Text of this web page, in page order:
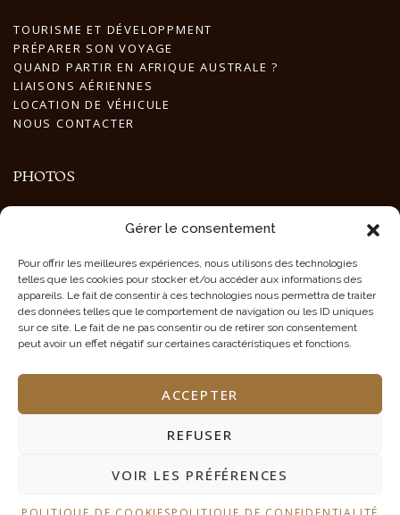
Gérer le consentement
Pour offrir les meilleures expériences, nous utilisons des technologies
telles que les cookies pour stocker et/ou accéder aux informations des
appareils. Le fait de consentir à ces technologies nous permettra de traiter
des données telles que le comportement de navigation ou les ID uniques
sur ce site. Le fait de ne pas consentir ou de retirer son consentement
peut avoir un effet négatif sur certaines caractéristiques et fonctions.
ACCEPTER
REFUSER
VOIR LES PRÉFÉRENCES
TOURISME ET DÉVELOPPMENT
PRÉPARER SON VOYAGE
QUAND PARTIR EN AFRIQUE AUSTRALE ?
LIAISONS AÉRIENNES
LOCATION DE VÉHICULE
NOUS CONTACTER
PHOTOS
PHOTOS ANIMAUX
PHOTOS PAYSAGES
PHOTOS POPULATION
CRÉDIT PHOTOS
CONTACT EN NAMIBIE
25 Hoepfner Street, Windhoek, NAMIBIA